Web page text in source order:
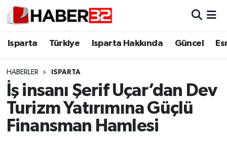
Isparta Türkiye Isparta Hakkında Güncel
HABERLER ISPARTA
İş insanı Şerif Uçar’dan Dev
Turizm Yatırımına Güçlü
Finansman Hamlesi
Isparta
Esnaf Diyor ki;
ASAYİŞ
Isparta Nöbetçi Eczaneler
Isparta Trafik Yoğunluk Haritası
Süper Lig Puan Durumu ve Fikstür